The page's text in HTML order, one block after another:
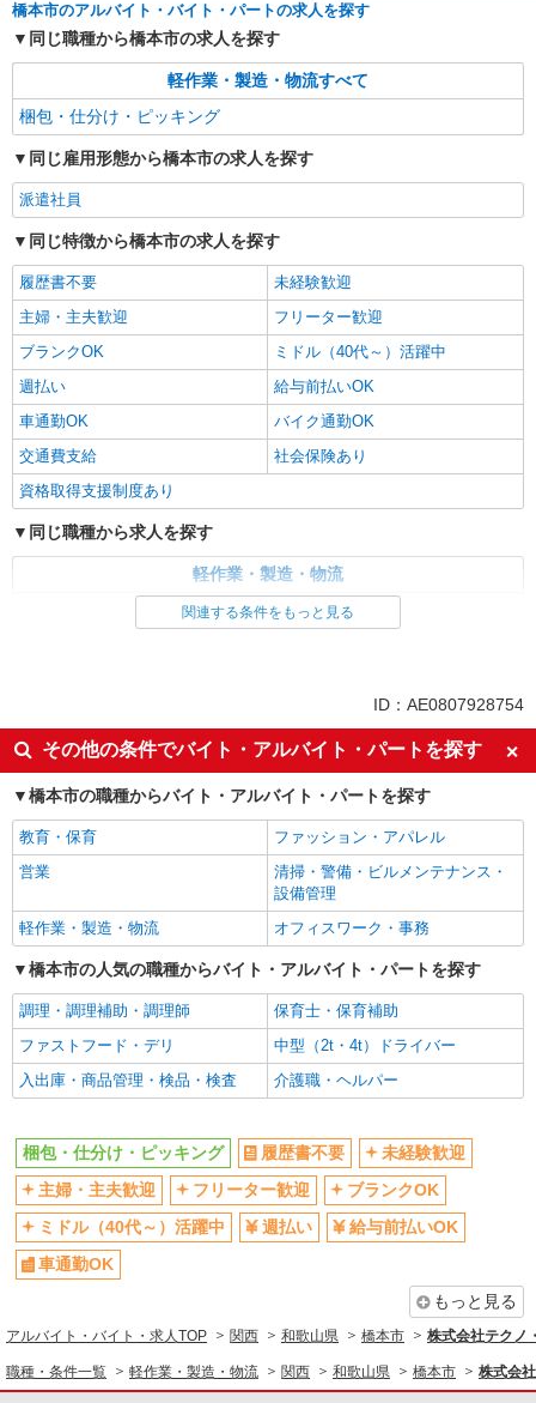
橋本市のアルバイト・バイト・パートの求人を探す
同じ職種から橋本市の求人を探す
軽作業・製造・物流すべて
梱包・仕分け・ピッキング
同じ雇用形態から橋本市の求人を探す
派遣社員
同じ特徴から橋本市の求人を探す
履歴書不要
未経験歓迎
主婦・主夫歓迎
フリーター歓迎
ブランクOK
ミドル（40代～）活躍中
週払い
給与前払いOK
車通勤OK
バイク通勤OK
交通費支給
社会保険あり
資格取得支援制度あり
同じ職種から求人を探す
軽作業・製造・物流
梱包・仕分け・ピッキング
車通勤OK
交通費支給
社会保険あり
関連する条件をもっと見る
ID：AE0807928754
その他の条件でバイト・アルバイト・パートを探す
橋本市の職種からバイト・アルバイト・パートを探す
教育・保育
ファッション・アパレル
営業
清掃・警備・ビルメンテナンス・
設備管理
軽作業・製造・物流
オフィスワーク・事務
橋本市の人気の職種からバイト・アルバイト・パートを探す
調理・調理補助・調理師
保育士・保育補助
ファストフード・デリ
中型（2t・4t）ドライバー
入出庫・商品管理・検品・検査
介護職・ヘルパー
梱包・仕分け・ピッキング 履歴書不要
未経験歓迎
主婦・主夫歓迎
フリーター歓迎
ブランクOK
ミドル（40代～）活躍中
週払い
給与前払いOK
車通勤OK
もっと見る
アルバイト・バイト・求人TOP 関西 和歌山県 橋本市 株式会社テクノ
職種・条件一覧 軽作業・製造・物流 関西 和歌山県 橋本市 株式会